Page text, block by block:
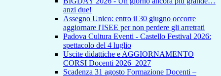
anzi due!
Assegno Unico: entro il 30 giugno occorre
aggiornare l'ISEE per non perdere gli arretrati
Padova Cultura Eventi - Castello Festival 2026:
spettacolo del 4 luglio
Uscite didattiche e AGGIORNAMENTO
CORSI Docenti 2026_2027
Scadenza 31 agosto Formazione Docenti –